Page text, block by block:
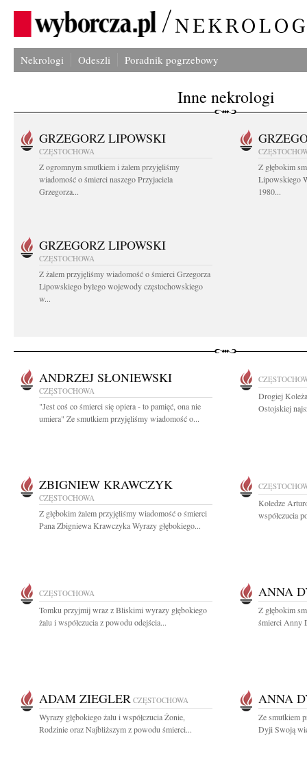
Nekrologi Odeszli Poradnik pogrzebowy
Inne nekrologi
GRZEGORZ LIPOWSKI
CZĘSTOCHOWA
Z ogromnym smutkiem i żalem przyjęliśmy
wiadomość o śmierci naszego Przyjaciela
Grzegorza...
Z głębokim
Lipowskiego
1980...
GRZEGORZ LIPOWSKI
CZĘSTOCHOWA
Z żalem przyjęliśmy wiadomość o śmierci Grzegorza
Lipowskiego byłego wojewody częstochowskiego
w...
ANDRZEJ SŁONIEWSKI
CZĘSTOCHOWA
"Jest coś co śmierci się opiera - to pamięć, ona nie
umiera" Ze smutkiem przyjęliśmy wiadomość o...
Drogiej
Ostojskiej
ZBIGNIEW KRAWCZYK
CZĘSTOCHOWA
Z głębokim żalem przyjęliśmy wiadomość o śmierci
Pana Zbigniewa Krawczyka Wyrazy głębokiego...
Koledze
współczucia
CZĘSTOCHOWA
Tomku przyjmij wraz z Bliskimi wyrazy głębokiego
żalu i współczucia z powodu odejścia...
ANNA
Z głębokim
śmierci Anny
ADAM ZIEGLER CZĘSTOCHOWA
Wyrazy głębokiego żalu i współczucia Żonie,
Rodzinie oraz Najbliższym z powodu śmierci...
ANNA
Ze smutkiem
Dyji Swoją